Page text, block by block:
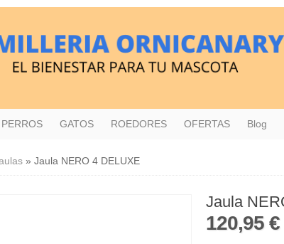
PERROS GATOS ROEDORES OFERTAS Blog
» Jaula NERO 4 DELUXE
Jaula
120,95 €